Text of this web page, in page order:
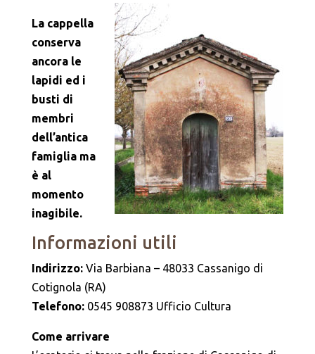
La cappella
conserva
ancora le
lapidi ed i
busti di
membri
dell’antica
famiglia ma
è al
momento
inagibile.
Informazioni utili
Indirizzo: Via Barbiana – 48033 Cassanigo di
Cotignola (RA)
Telefono: 0545 908873 Ufficio Cultura
Come arrivare